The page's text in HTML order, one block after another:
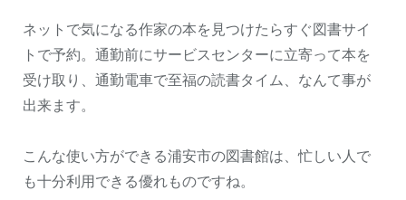
ネットで気になる作家の本を見つけたらすぐ図書サイ
トで予約。通勤前にサービスセンターに立寄って本を
受け取り、通勤電車で至福の読書タイム、なんて事が
出来ます。
こんな使い方ができる浦安市の図書館は、忙しい人で
も十分利用できる優れものですね。